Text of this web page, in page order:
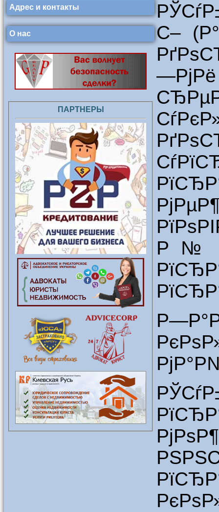
Адрес и контакты
О нас
ПАРТНЕРЫ
С–
—РјРё
Р№